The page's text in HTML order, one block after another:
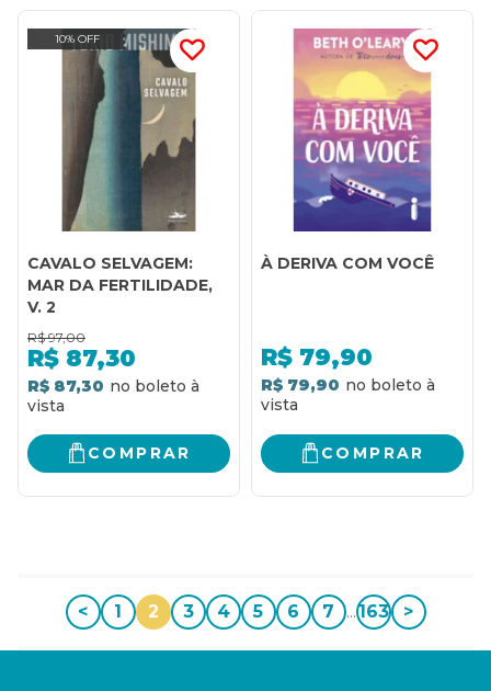
10% OFF
CAVALO SELVAGEM:
MAR DA FERTILIDADE,
V. 2
R$ 97,00
R$ 87,30
R$ 87,30
COMPRAR
À DERIVA COM VOCÊ
R$ 79,90
R$ 79,90
COMPRAR
< 1 2 3 4 5 6 7 ...163 >